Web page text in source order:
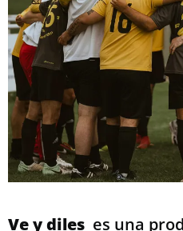
Ve y diles es una